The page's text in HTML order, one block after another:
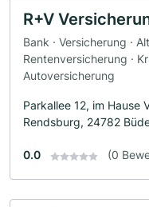
R+V
Bank · Versicherung ·
Rentenversicherung ·
Autoversicherung
Parkallee 12, im Hause
Rendsburg, 24782
0.0 (0